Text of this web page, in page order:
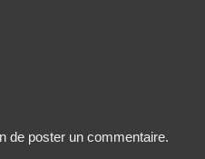
de poster un commentaire.